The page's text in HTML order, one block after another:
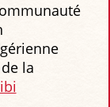
la